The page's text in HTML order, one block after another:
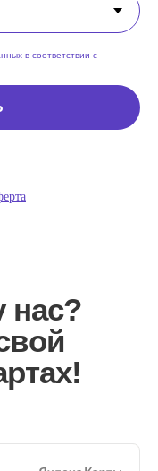
в соответствии с
нас?